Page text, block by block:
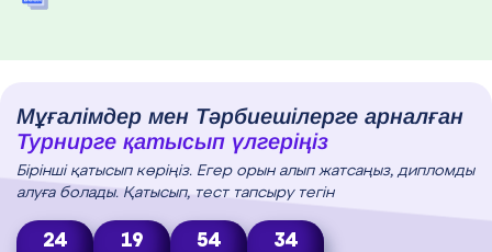
Мұғалімдер мен Тәрбиешілерге арналған
Турнирге қатысып үлгеріңіз
Бірінші қатысып көріңіз. Егер орын алып жатсаңыз, дипломды
алуға болады. Қатысып, тест тапсыру тегін
24 19 54 33